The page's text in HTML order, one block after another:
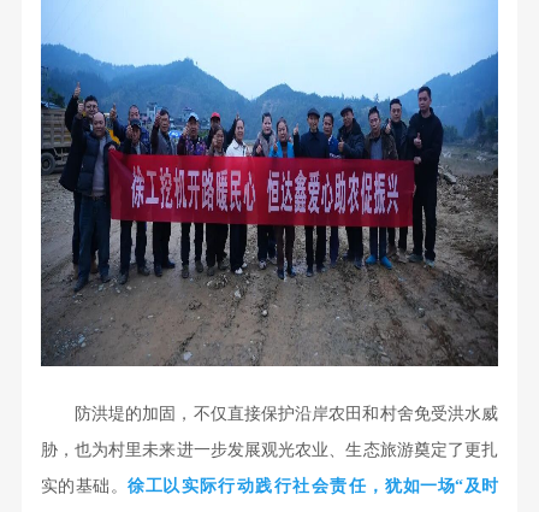
防洪堤的加固，不仅直接保护沿岸农田和村舍免受洪水威
胁，也为村里未来进一步发展观光农业、生态旅游奠定了更扎
实的基础。徐工以实际行动践行社会责任 ，犹如一场“及时